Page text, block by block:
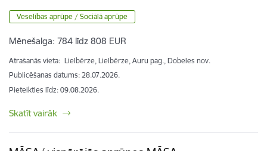
Veselības aprūpe / Sociālā aprūpe
Mēnešalga: 784 līdz 808 EUR
Atrašanās vieta: Lielbērze, Lielbērze, Auru pag., Dobeles nov.
Publicēšanas datums: 28.07.2026.
Pieteikties līdz: 09.08.2026.
Skatīt vairāk